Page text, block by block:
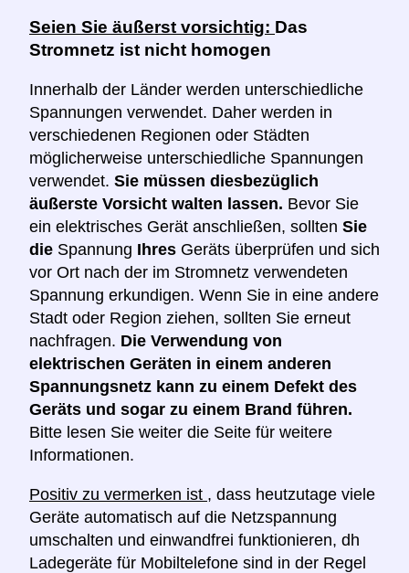
Seien Sie äußerst vorsichtig: Das
Stromnetz ist nicht homogen
Innerhalb der Länder werden unterschiedliche
Spannungen verwendet. Daher werden in
verschiedenen Regionen oder Städten
möglicherweise unterschiedliche Spannungen
verwendet. Sie müssen diesbezüglich
äußerste Vorsicht walten lassen. Bevor Sie
ein elektrisches Gerät anschließen, sollten Sie
die Spannung Ihres Geräts überprüfen und sich
vor Ort nach der im Stromnetz verwendeten
Spannung erkundigen. Wenn Sie in eine andere
Stadt oder Region ziehen, sollten Sie erneut
nachfragen. Die Verwendung von
elektrischen Geräten in einem anderen
Spannungsnetz kann zu einem Defekt des
Geräts und sogar zu einem Brand führen.
Bitte lesen Sie weiter die Seite für weitere
Informationen.
Positiv zu vermerken ist , dass heutzutage viele
Geräte automatisch auf die Netzspannung
umschalten und einwandfrei funktionieren, dh
Ladegeräte für Mobiltelefone sind in der Regel